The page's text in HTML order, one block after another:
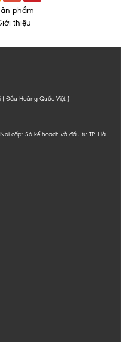
phẩm
thiệu
( Đầu Hoàng Quốc Việt )
cấp: Sở kế hoạch và đầu tư TP. Hà